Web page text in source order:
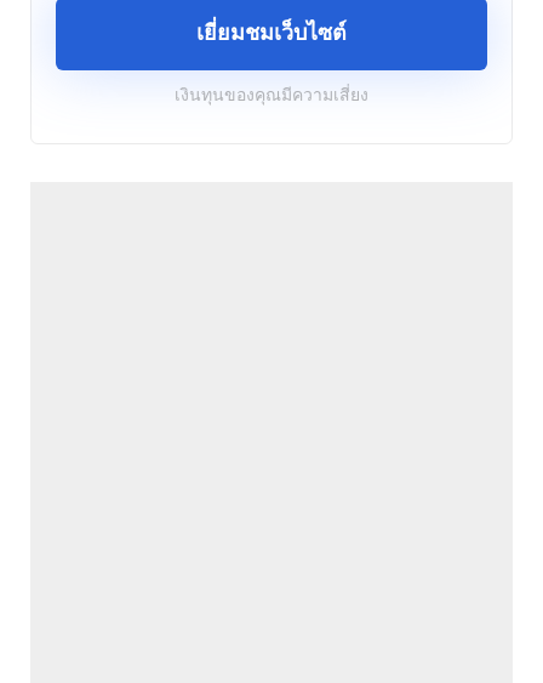
เยี่ยมชมเว็บไซต์
เงินทุนของคุณมีความเสี่ยง